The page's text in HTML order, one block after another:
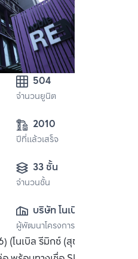
504
จำนวนยูนิต
2010
ปีที่แล้วเสร็จ
33 ชั้น
จำนวนชั้น
บริษัท โนเบิล ดี
เวลลอปเมนท์ จำกัด
(มหาชน)
ผู้พัฒนาโครงการ
โนเบิล รีมิกซ์ (สุขุมวิท 36))